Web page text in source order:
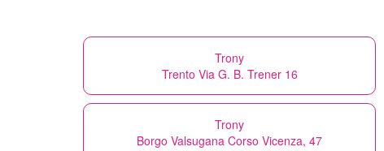
Trony
Trento Via G. B. Trener 16
Trony
Borgo Valsugana Corso Vicenza, 47